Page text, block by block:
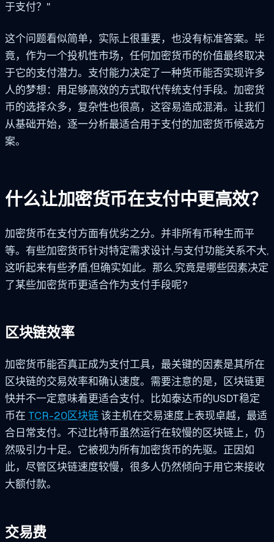
于支付？"
这个问题看似简单，实际上很重要，也没有标准答案。毕
竟，作为一个投机性市场，任何加密货币的价值最终取决
于它的支付潜力。支付能力决定了一种货币能否实现许多
人的梦想：用足够高效的方式取代传统支付手段。加密货
币的选择众多，复杂性也很高，这容易造成混淆。让我们
从基础开始，逐一分析最适合用于支付的加密货币候选方
案。
什么让加密货币在支付中更高效？
加密货币在支付方面有优劣之分。并非所有币种生而平
等。有些加密货币针对特定需求设计,与支付功能关系不大,
这听起来有些矛盾,但确实如此。那么,究竟是哪些因素决定
了某些加密货币更适合作为支付手段呢?
区块链效率
加密货币能否真正成为支付工具，最关键的因素是其所在
区块链的交易效率和确认速度。需要注意的是，区块链更
快并不一定意味着更适合支付。比如泰达币的USDT稳定
币在 TCR-20区块链该主机在交易速度上表现卓越，最适
合日常支付。不过比特币虽然运行在较慢的区块链上，仍
然吸引力十足。它被视为所有加密货币的先驱。正因如
此，尽管区块链速度较慢，很多人仍然倾向于用它来接收
大额付款。
交易费